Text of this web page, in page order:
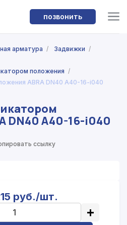
позвонить
арматура / Задвижки /
положения /
ABRA DN40 A40-16-i040
DN40 A40-16-i040
ссылку
руб./шт.
+